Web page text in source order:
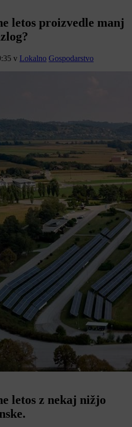
letos proizvedle manj
v Lokalno Gospodarstvo
letos z nekaj nižjo